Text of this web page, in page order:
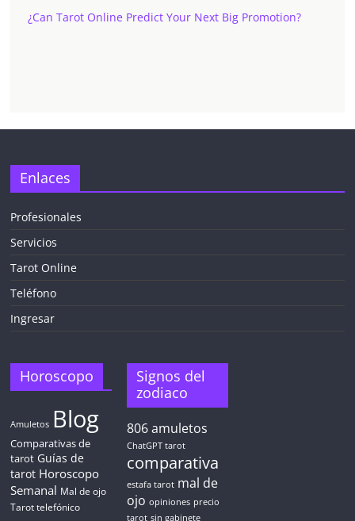
¿Can Tarot Online Predict Your Next Big Promotion?
Enlaces
Profesionales
Servicios
Tarot Online
Teléfono
Ingresar
Horoscopo
Amuletos Blog
Comparativas de
tarot Guías de
tarot Horoscopo
Semanal Mal de ojo
Tarot telefónico
Signos del
zodiaco
806amuletos
ChatGPT tarot
comparativa
estafa tarot mal de
ojo opiniones precio
tarot sin gabinete